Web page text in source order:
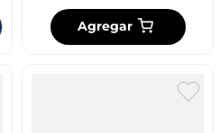
Agregar